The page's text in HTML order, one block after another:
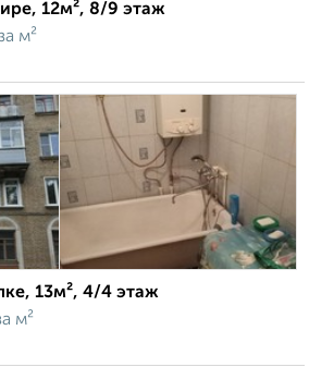
12м², 8/9 этаж
м²
13м², 4/4 этаж
м²